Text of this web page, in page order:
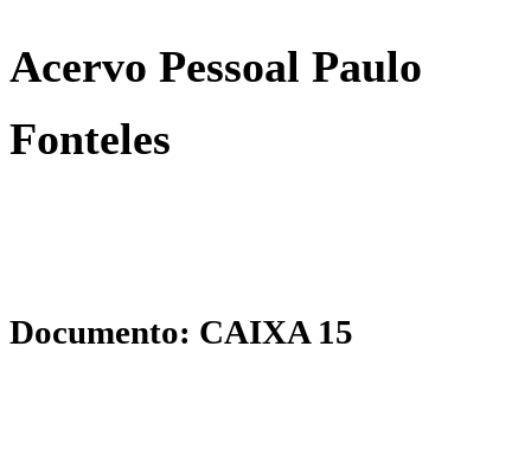
Acervo Pessoal Paulo
Fonteles
Documento: CAIXA 15